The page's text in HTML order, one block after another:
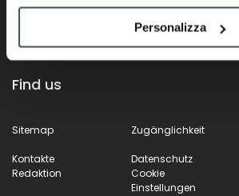
Personalizza
Find us
Sitemap Zugänglichkeit
Kontakte
Datenschutz
Redaktion
Cookie
Einstellungen